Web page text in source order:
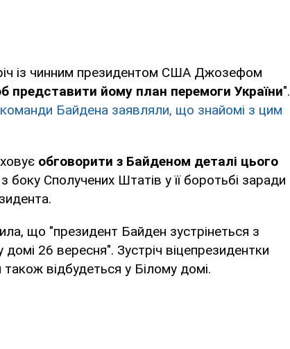
із чинним президентом США Джозефом
представити йому план перемоги України".
команди Байдена заявляли, що знайомі з цим
обговорити з Байденом деталі цього
боку Сполучених Штатів у її боротьбі заради
що "президент Байден зустрінеться з
26 вересня". Зустріч віцепрезидентки
відбудеться у Білому домі.